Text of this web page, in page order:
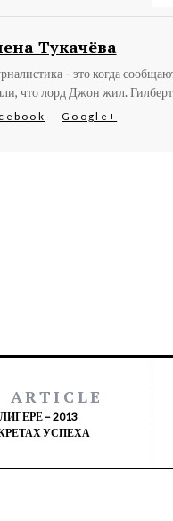
Тукачёва
- это когда
что лорд Джон жил.
Google+
ARTICLE
– 2013
УСПЕХА